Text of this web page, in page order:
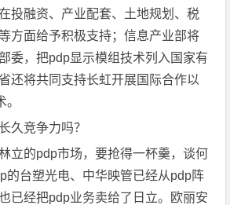
投融资、产业配套、土地规划、税
方面给予积极支持；信息产业部将
委，把pdp显示模组技术列入国家有
还将共同支持长虹开展国际合作以
久竞争力吗？
立的pdp市场，要抢得一杯羹，谈何
的台塑光电、中华映管已经从pdp阵
已经把pdp业务卖给了日立。欧丽安